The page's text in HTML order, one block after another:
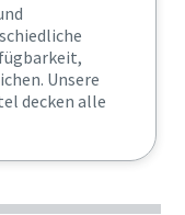
Unsere
decken alle